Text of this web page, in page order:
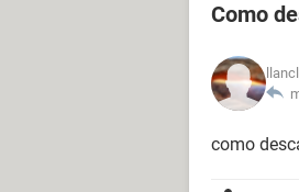
Como
como